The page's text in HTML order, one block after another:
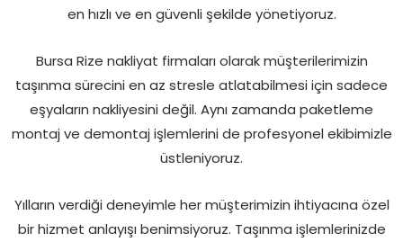
en hızlı ve en güvenli şekilde yönetiyoruz.
Bursa Rize nakliyat firmaları olarak müşterilerimizin
taşınma sürecini en az stresle atlatabilmesi için sadece
eşyaların nakliyesini değil. Aynı zamanda paketleme
montaj ve demontaj işlemlerini de profesyonel ekibimizle
üstleniyoruz.
Yılların verdiği deneyimle her müşterimizin ihtiyacına özel
bir hizmet anlayışı benimsiyoruz. Taşınma işlemlerinizde